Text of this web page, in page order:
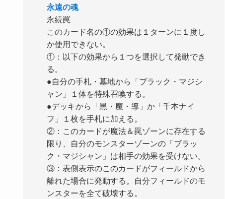
永遠の魂
永続罠
このカード名の①の効果は１ターンに１度し
か使用できない。
①：以下の効果から１つを選択して発動でき
る。
●自分の手札・墓地から「ブラック・マジシ
ャン」１体を特殊召喚する。
●デッキから「黒・魔・導」か「千本ナイ
フ」１枚を手札に加える。
②：このカードが魔法＆罠ゾーンに存在する
限り、自分のモンスターゾーンの「ブラッ
ク・マジシャン」は相手の効果を受けない。
③：表側表示のこのカードがフィールドから
離れた場合に発動する。自分フィールドのモ
ンスターを全て破壊する。